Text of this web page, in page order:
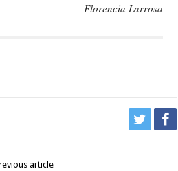
Florencia Larrosa
article